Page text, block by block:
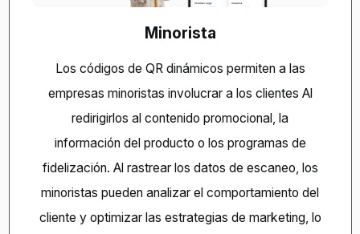
Minorista
Los códigos de QR dinámicos permiten a las
empresas minoristas involucrar a los clientes Al
redirigirlos al contenido promocional, la
información del producto o los programas de
fidelización. Al rastrear los datos de escaneo, los
minoristas pueden analizar el comportamiento del
cliente y optimizar las estrategias de marketing, lo